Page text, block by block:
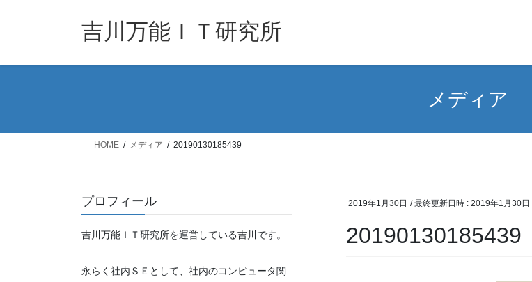
吉川万能ＩＴ研究所
メディア
HOME メディア 20190130185439
2019年1月30日 / 最終更新日時 : 2019年1月30日
20190130185439
プロフィール
吉川万能ＩＴ研究所を運営している吉川です。
永らく社内ＳＥとして、社内のコンピュータ関